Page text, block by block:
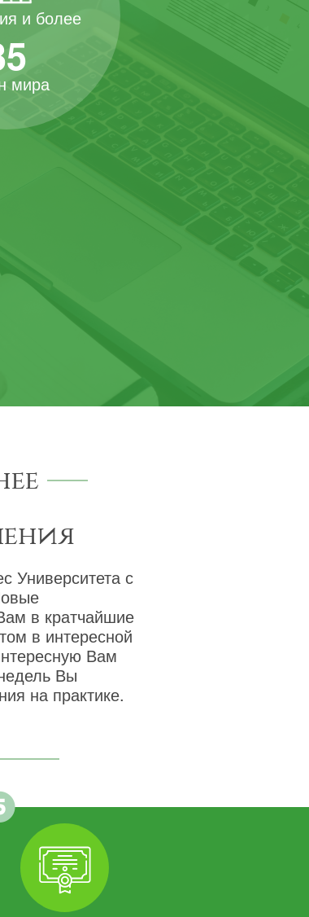
и более
мира
Университета с
в кратчайшие
в интересной
Вам
Вы
на практике.